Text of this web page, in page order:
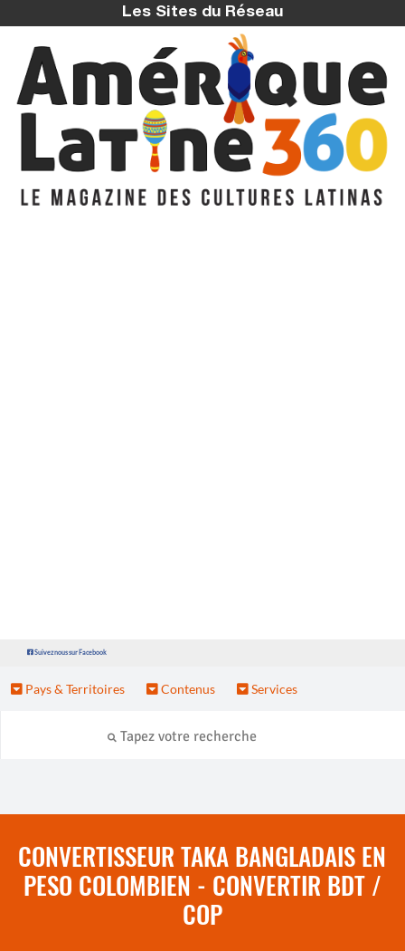
Les Sites du Réseau
Suivez nous sur Facebook
Pays & Territoires Contenus Services
CONVERTISSEUR TAKA BANGLADAIS EN
PESO COLOMBIEN - CONVERTIR BDT /
COP